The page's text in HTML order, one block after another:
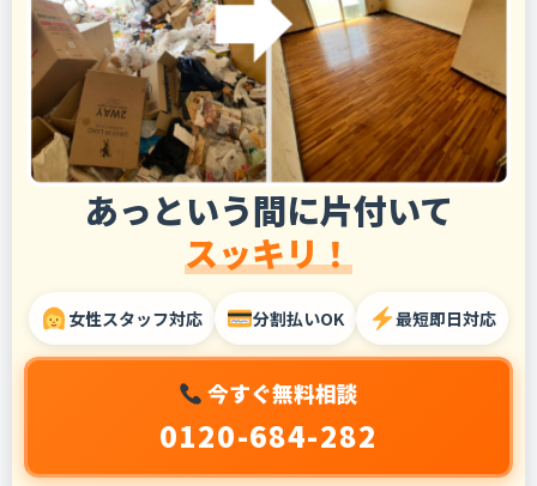
あっという間に片付いて
スッキリ！
女性スタッフ対応 分割払いOK 最短即日対応
今すぐ無料相談
0120-684-282